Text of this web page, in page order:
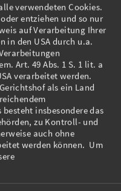
in Ostthüringen:
Korbußen
in
Suchy ein Unikat
verwendeten Cookies.
entziehen und so nur
auf Verarbeitung Ihrer
in den USA durch u.a.
Art. 49 Abs. 1 S. 1 lit. a
verarbeitet werden.
als ein Land
insbesondere das
zu Kontroll- und
auch ohne
werden können. Um